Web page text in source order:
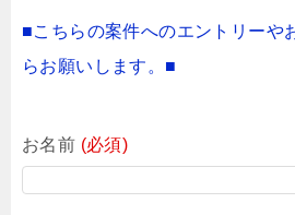
■こちらの案件へのエントリーや
らお願いします。■
お名前 (必須)